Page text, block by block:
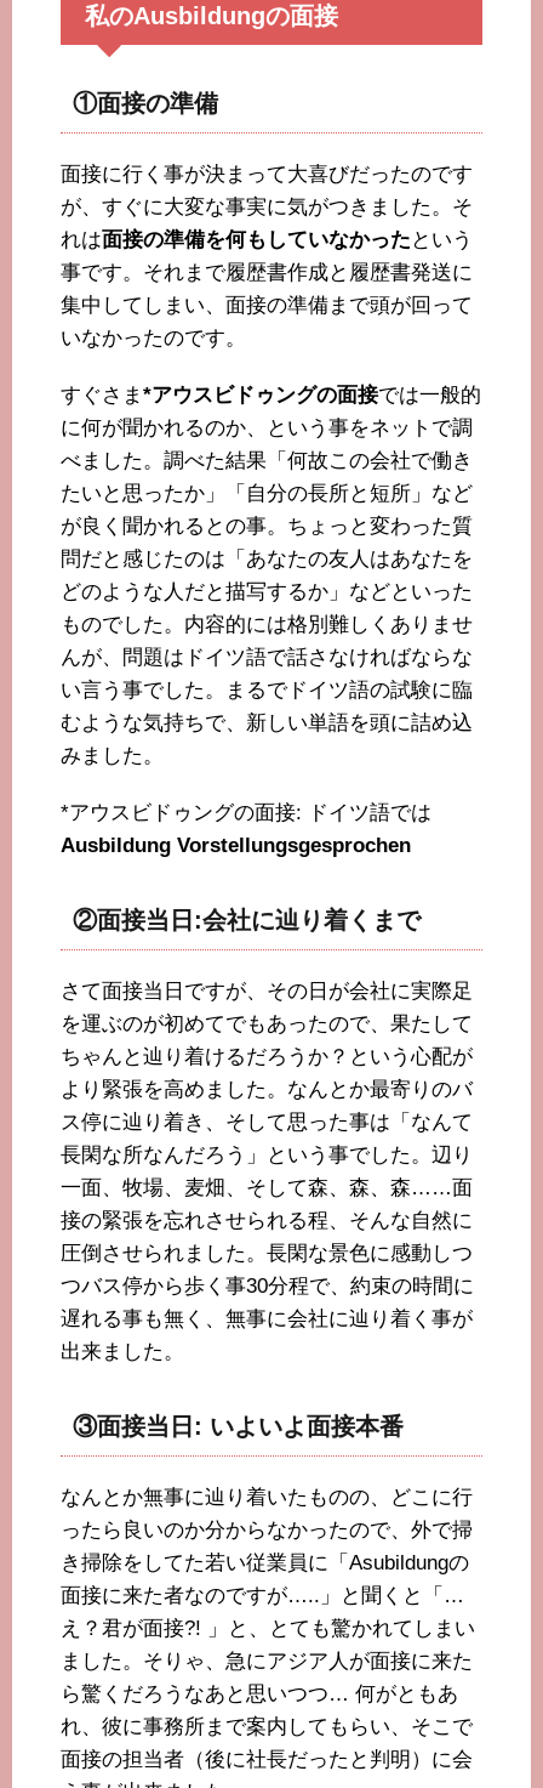
私のAusbildungの面接
①面接の準備
面接に行く事が決まって大喜びだったのです
が、すぐに大変な事実に気がつきました。そ
れは面接の準備を何もしていなかった という
事です。それまで履歴書作成と履歴書発送に
集中してしまい、面接の準備まで頭が回って
いなかったのです。
すぐさま *アウスビドゥングの面接では一般的
に何が聞かれるのか、という事をネットで調
べました。調べた結果「何故この会社で働き
たいと思ったか」「自分の長所と短所」など
が良く聞かれるとの事。ちょっと変わった質
問だと感じたのは「あなたの友人はあなたを
どのような人だと描写するか」などといった
ものでした。内容的には格別難しくありませ
んが、問題はドイツ語で話さなければならな
い言う事でした。まるでドイツ語の試験に臨
むような気持ちで、新しい単語を頭に詰め込
みました。
*アウスビドゥングの面接: ドイツ語では
Ausbildung Vorstellungsgesprochen
②面接当日:会社に辿り着くまで
さて面接当日ですが、その日が会社に実際足
を運ぶのが初めてでもあったので、果たして
ちゃんと辿り着けるだろうか？という心配が
より緊張を高めました。なんとか最寄りのバ
ス停に辿り着き、そして思った事は「なんて
長閑な所なんだろう」という事でした。辺り
一面、牧場、麦畑、そして森、森、森……面
接の緊張を忘れさせられる程、そんな自然に
圧倒させられました。長閑な景色に感動しつ
つバス停から歩く事30分程で、約束の時間に
遅れる事も無く、無事に会社に辿り着く事が
出来ました。
③面接当日: いよいよ面接本番
なんとか無事に辿り着いたものの、どこに行
ったら良いのか分からなかったので、外で掃
き掃除をしてた若い従業員に「Asubildungの
面接に来た者なのですが…..」と聞くと「…
え？君が面接?! 」と、とても驚かれてしまい
ました。そりゃ、急にアジア人が面接に来た
ら驚くだろうなあと思いつつ… 何がともあ
れ、彼に事務所まで案内してもらい、そこで
面接の担当者（後に社長だったと判明）に会